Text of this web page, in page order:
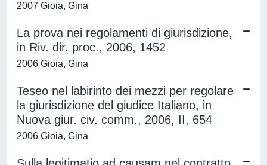
2007 Gioia, Gina
La prova nei regolamenti di giurisdizione,
in Riv. dir. proc., 2006, 1452
2006 Gioia, Gina
Teseo nel labirinto dei mezzi per regolare
la giurisdizione del giudice Italiano, in
Nuova giur. civ. comm., 2006, II, 654
2006 Gioia, Gina